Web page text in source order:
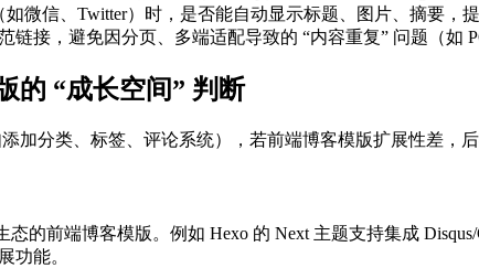
微信、Twitter）时，是否能自动显示标题、图片、摘要，
链接，避免因分页、多端适配导致的 “内容重复” 问题（如
的 “成长空间” 判断
加分类、标签、评论系统），若前端博客模版扩展性差，
的前端博客模版。例如 Hexo 的 Next 主题支持集成
功能。